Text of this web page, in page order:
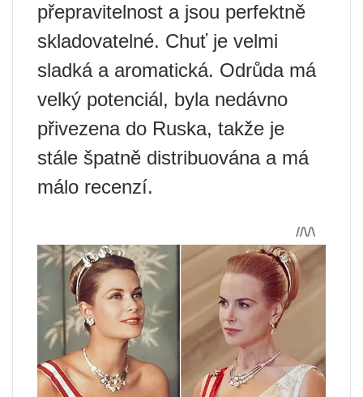
přepravitelnost a jsou perfektně
skladovatelné. Chuť je velmi
sladká a aromatická. Odrůda má
velký potenciál, byla nedávno
přivezena do Ruska, takže je
stále špatně distribuována a má
málo recenzí.